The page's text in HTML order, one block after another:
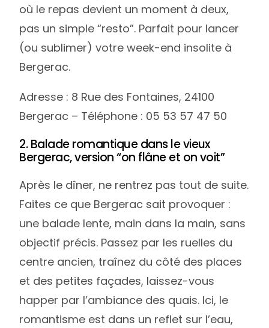
où le repas devient un moment à deux,
pas un simple “resto”. Parfait pour lancer
(ou sublimer) votre week-end insolite à
Bergerac.
Adresse : 8 Rue des Fontaines, 24100
Bergerac – Téléphone : 05 53 57 47 50
2. Balade romantique dans le vieux
Bergerac, version “on flâne et on voit”
Après le dîner, ne rentrez pas tout de suite.
Faites ce que Bergerac sait provoquer :
une balade lente, main dans la main, sans
objectif précis. Passez par les ruelles du
centre ancien, traînez du côté des places
et des petites façades, laissez-vous
happer par l’ambiance des quais. Ici, le
romantisme est dans un reflet sur l’eau,